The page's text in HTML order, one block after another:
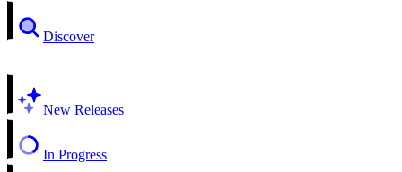
Discover
New Releases
In Progress